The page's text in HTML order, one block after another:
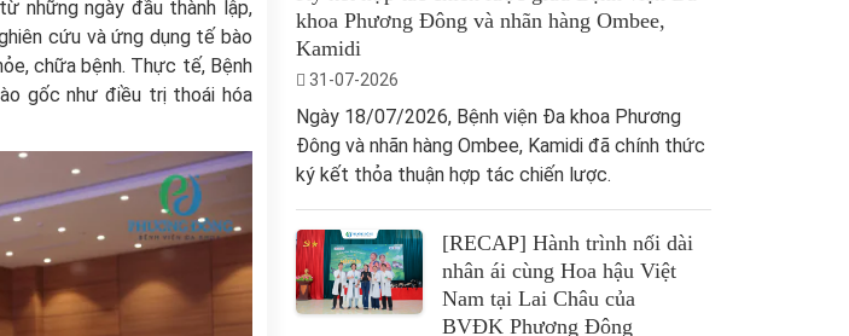
những ngày đầu thành lập,
cứu và ứng dụng tế bào
chữa bệnh. Thực tế, Bệnh
gốc như điều trị thoái hóa
khoa Phương Đông và nhãn hàng Ombee,
Kamidi
31-07-2026
Ngày 18/07/2026, Bệnh viện Đa khoa Phương
Đông và nhãn hàng Ombee, Kamidi đã chính thức
ký kết thỏa thuận hợp tác chiến lược.
[RECAP] Hành trình nối dài
nhân ái cùng Hoa hậu Việt
Nam tại Lai Châu của
BVĐK Phương Đông